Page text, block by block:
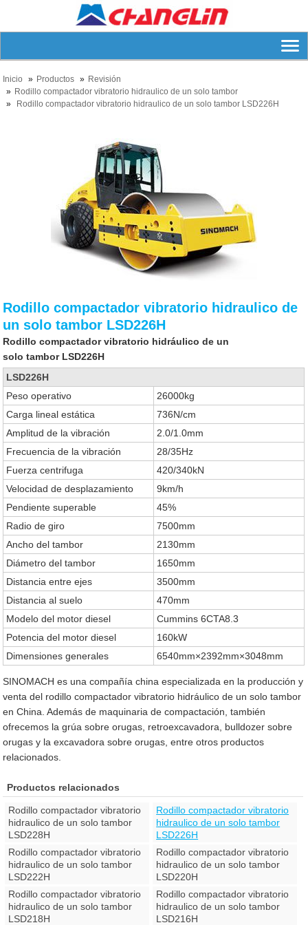
Inicio Productos
Revisión
Rodillo compactador vibratorio hidraulico de un solo tambor
Rodillo compactador vibratorio hidraulico de un solo tambor LSD226H
Rodillo compactador vibratorio hidraulico de
un solo tambor LSD226H
Rodillo compactador vibratorio hidráulico de un
solo tambor LSD226H
LSD226H
Peso operativo
26000kg
Carga lineal estática
736N/cm
Amplitud de la vibración
2.0/1.0mm
Frecuencia de la vibración
28/35Hz
Fuerza centrifuga
420/340kN
Velocidad de desplazamiento
9km/h
Pendiente superable
45%
Radio de giro
7500mm
Ancho del tambor
2130mm
Diámetro del tambor
1650mm
Distancia entre ejes
3500mm
Distancia al suelo
470mm
Modelo del motor diesel
Cummins 6CTA8.3
Potencia del motor diesel
160kW
Dimensiones generales
6540mm×2392mm×3048mm
SINOMACH es una compañía china especializada en la producción y
venta del rodillo compactador vibratorio hidráulico de un solo tambor
en China. Además de maquinaria de compactación, también
ofrecemos la grúa sobre orugas, retroexcavadora, bulldozer sobre
orugas y la excavadora sobre orugas, entre otros productos
relacionados.
Productos relacionados
Rodillo compactador vibratorio
hidraulico de un solo tambor
LSD228H
Rodillo compactador vibratorio
hidraulico de un solo tambor
LSD226H
Rodillo compactador vibratorio
hidraulico de un solo tambor
LSD222H
Rodillo compactador vibratorio
hidraulico de un solo tambor
LSD220H
Rodillo compactador vibratorio
hidraulico de un solo tambor
LSD218H
Rodillo compactador vibratorio
hidraulico de un solo tambor
LSD216H